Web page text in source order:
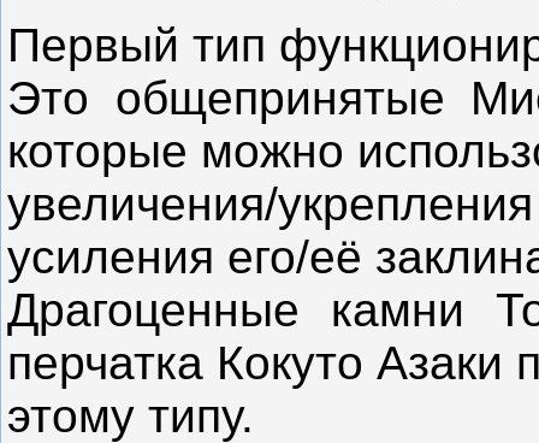
Первый тип
Это общепринятые
которые можно
увеличения/
усиления его/её
Драгоценные камни
перчатка Кокуто Азаки
этому типу.